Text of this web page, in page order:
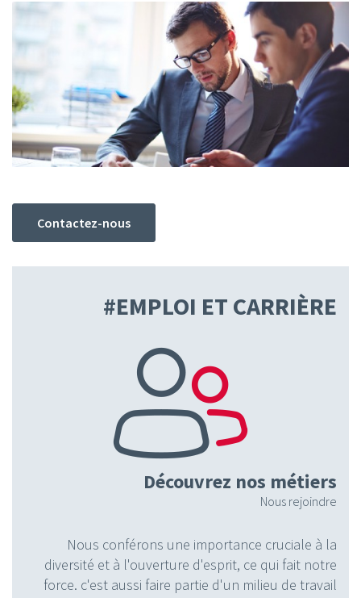
Contactez-nous
#EMPLOI ET CARRIÈRE
Découvrez nos métiers
Nous rejoindre
Nous conférons une importance cruciale à la
diversité et à l'ouverture d'esprit, ce qui fait notre
force. c'est aussi faire partie d'un milieu de travail